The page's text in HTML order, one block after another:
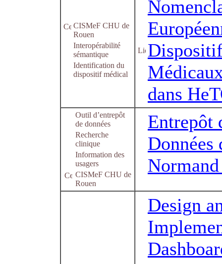
CISMeF CHU de
Rouen
Interopérabilité
sémantique
Identification du
dispositif médical
dans
Outil d’entrepôt
de données
Recherche
clinique
Information des
usagers
CISMeF CHU de
Rouen
Entrepôt
Données
Design